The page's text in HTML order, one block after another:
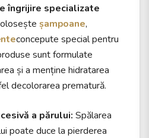
îngrijire specializate
șampoane,
concepute special pentru
sunt formulate
și a menține hidratarea
decolorarea prematură.
a părului: Spălarea
poate duce la pierderea